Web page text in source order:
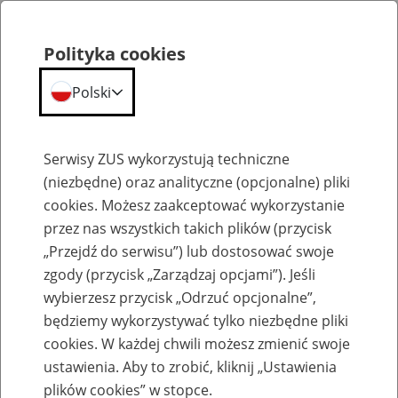
Emerytury
Baza zlikwidowanych lub
przekształconych zakładów pracy
Polityka cookies
Polski
Serwisy ZUS wykorzystują techniczne
(niezbędne) oraz analityczne (opcjonalne) pliki
cookies. Możesz zaakceptować wykorzystanie
przez nas wszystkich takich plików (przycisk
„Przejdź do serwisu”) lub dostosować swoje
zgody (przycisk „Zarządzaj opcjami”). Jeśli
wybierzesz przycisk „Odrzuć opcjonalne”,
będziemy wykorzystywać tylko niezbędne pliki
cookies. W każdej chwili możesz zmienić swoje
ustawienia. Aby to zrobić, kliknij „Ustawienia
plików cookies” w stopce.